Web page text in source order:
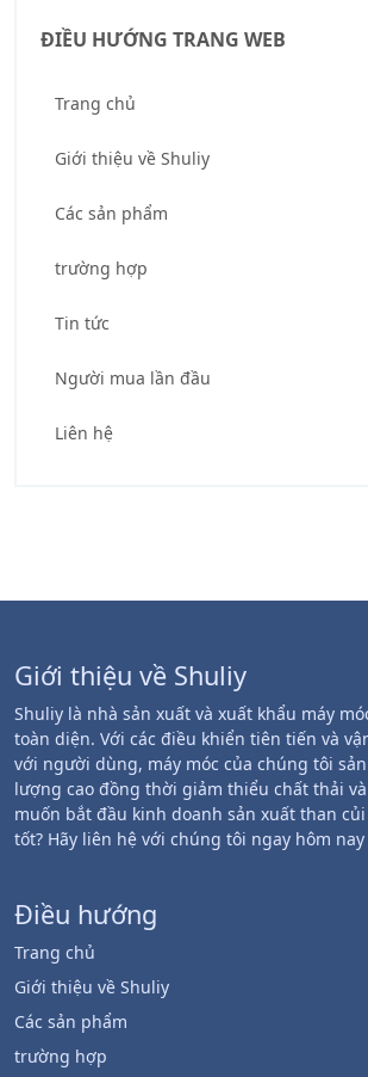
ĐIỀU HƯỚNG TRANG WEB
Trang chủ
Giới thiệu về Shuliy
Các sản phẩm
trường hợp
Tin tức
Người mua lần đầu
Liên hệ
Giới thiệu về Shuliy
Shuliy là nhà sản xuất và xuất khẩu máy
toàn diện. Với các điều khiển tiên tiến và
với người dùng, máy móc của chúng tôi
lượng cao đồng thời giảm thiểu chất thải
muốn bắt đầu kinh doanh sản xuất than
tốt? Hãy liên hệ với chúng tôi ngay hôm
Điều hướng
Trang chủ
Giới thiệu về Shuliy
Các sản phẩm
trường hợp